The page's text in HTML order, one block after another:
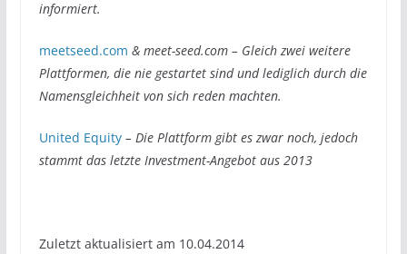
informiert.
meetseed.com & meet-seed.com – Gleich zwei weitere
Plattformen, die nie gestartet sind und lediglich durch die
Namensgleichheit von sich reden machten.
United Equity – Die Plattform gibt es zwar noch, jedoch
stammt das letzte Investment-Angebot aus 2013
Zuletzt aktualisiert am 10.04.2014